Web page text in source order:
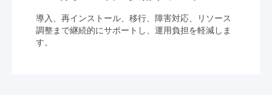
導入、再インストール、移行、障害対応、リソース
調整まで継続的にサポートし、運用負担を軽減しま
す。